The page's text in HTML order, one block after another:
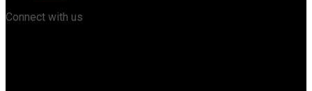
Connect with us